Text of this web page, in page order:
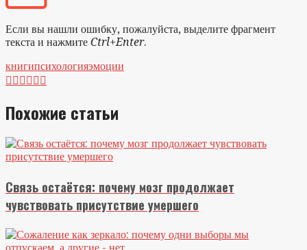
Если вы нашли ошибку, пожалуйста, выделите фрагмент
текста и нажмите Ctrl+Enter.
книгипсихологияэмоции

Похожие статьи
Связь остаётся: почему мозг продолжает
чувствовать присутствие умершего